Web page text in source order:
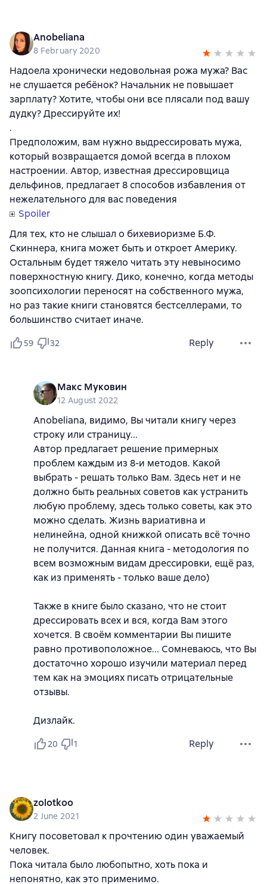
Anobeliana
8 February 2020
Надоела хронически недовольная рожа мужа? Вас
не слушается ребёнок? Начальник не повышает
зарплату? Хотите, чтобы они все плясали под вашу
дудку? Дрессируйте их!
.
Предположим, вам нужно выдрессировать мужа,
который возвращается домой всегда в плохом
настроении. Автор, известная дрессировщица
дельфинов, предлагает 8 способов избавления от
нежелательного для вас поведения
Spoiler
Для тех, кто не слышал о бихевиоризме Б.Ф.
Скиннера, книга может быть и откроет Америку.
Остальным будет тяжело читать эту невыносимо
поверхностную книгу. Дико, конечно, когда методы
зоопсихологии переносят на собственного мужа,
но раз такие книги становятся бестселлерами, то
большинство считает иначе.
59 32 Reply
Макс Муковин
12 August 2022
Anobeliana, видимо, Вы читали книгу через
строку или страницу...
Автор предлагает решение примерных
проблем каждым из 8-и методов. Какой
выбрать - решать только Вам. Здесь нет и не
должно быть реальных советов как устранить
любую проблему, здесь только советы, как это
можно сделать. Жизнь вариативна и
нелинейна, одной книжкой описать всё точно
не получится. Данная книга - методология по
всем возможным видам дрессировки, ещё раз,
как из применять - только ваше дело)
Также в книге было сказано, что не стоит
дрессировать всех и вся, когда Вам этого
хочется. В своём комментарии Вы пишите
равно противоположное... Сомневаюсь, что Вы
достаточно хорошо изучили материал перед
тем как на эмоциях писать отрицательные
отзывы.
Дизлайк.
20 1 Reply
zolotkoo
2 June 2021
Книгу посоветовал к прочтению один уважаемый
человек.
Пока читала было любопытно, хоть пока и
непонятно, как это применимо.